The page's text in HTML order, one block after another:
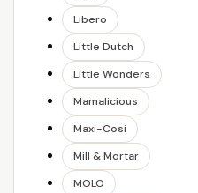
Libero
Little Dutch
Little Wonders
Mamalicious
Maxi-Cosi
Mill & Mortar
MOLO